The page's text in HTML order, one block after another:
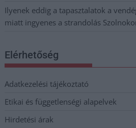
Ilyenek eddig a tapasztalatok a
miatt ingyenes a strandolás
Elérhetőség
Adatkezelési tájékoztató
Etikai és függetlenségi alapelvek
Hirdetési árak